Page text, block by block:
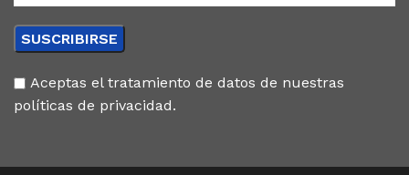
Aceptas el tratamiento de datos de nuestras
políticas de privacidad.